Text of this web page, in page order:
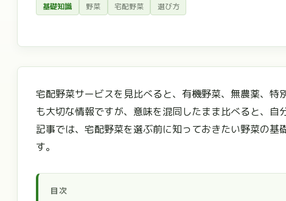
基礎知識 野菜 宅配野菜 選び方
宅配野菜サービスを見比べると、有機野菜、無農薬、
も大切な情報ですが、意味を混同したまま比べると、
記事では、宅配野菜を選ぶ前に知っておきたい野菜の
す。
目次